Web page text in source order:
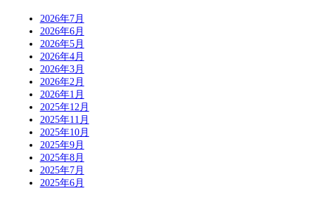
2026年7月
2026年6月
2026年5月
2026年4月
2026年3月
2026年2月
2026年1月
2025年12月
2025年11月
2025年10月
2025年9月
2025年8月
2025年7月
2025年6月